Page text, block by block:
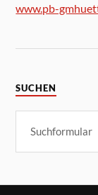
www.pb-
SUCHEN